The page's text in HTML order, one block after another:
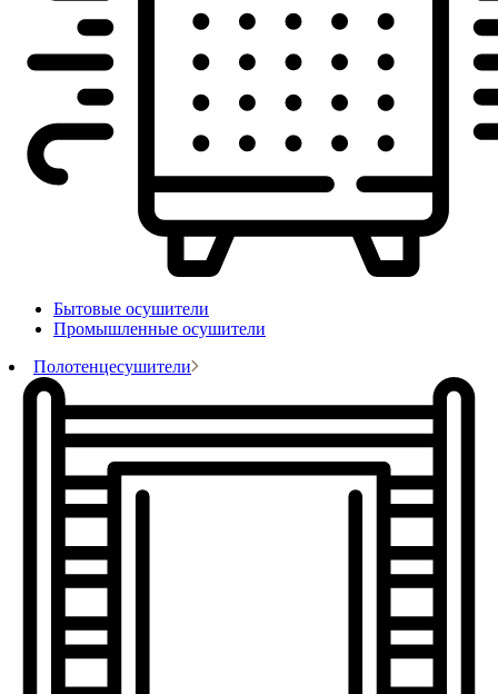
Бытовые осушители
Промышленные осушители
Полотенцесушители